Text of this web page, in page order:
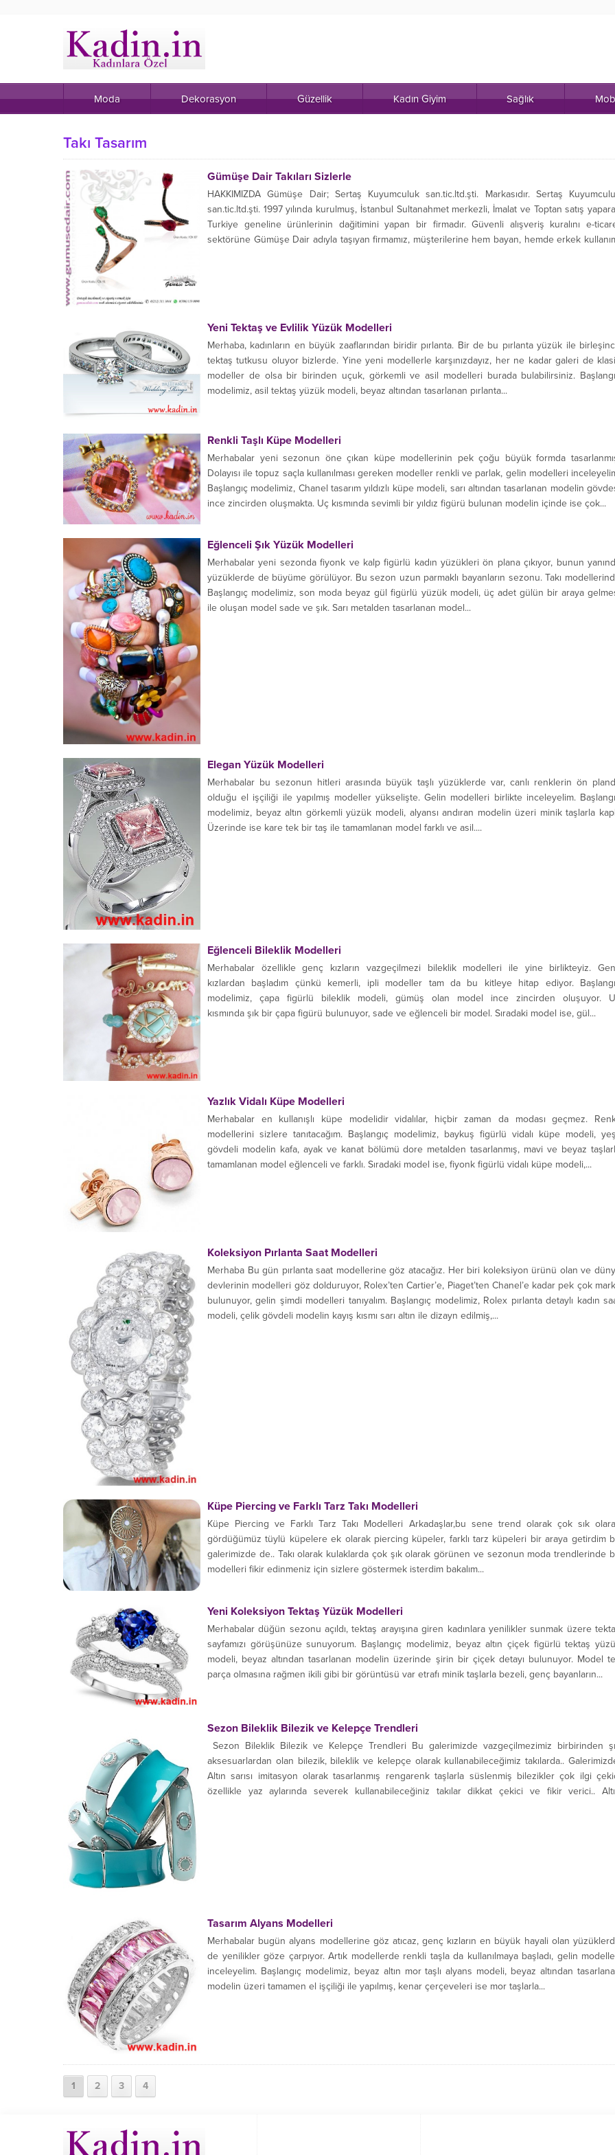
Moda Dekorasyon Güzellik Kadın Giyim Sağlık
Takı Tasarım
Gümüşe Dair Takıları Sizlerle
HAKKIMIZDA Gümüşe Dair; Sertaş Kuyumculuk san.tic.ltd.şti. Markasıdır. Sertaş
san.tic.ltd.şti. 1997 yılında kurulmuş, İstanbul Sultanahmet merkezli, İmalat ve Toptan satış
Turkiye geneline ürünlerinin dağitimini yapan bir firmadır. Güvenli alışveriş kuralını e-
sektörüne Gümüşe Dair adıyla taşıyan firmamız, müşterilerine hem bayan, hemde erkek
Yeni Tektaş ve Evlilik Yüzük Modelleri
Merhaba, kadınların en büyük zaaflarından biridir pırlanta. Bir de bu pırlanta yüzük ile
tektaş tutkusu oluyor bizlerde. Yine yeni modellerle karşınızdayız, her ne kadar galeri de
modeller de olsa bir birinden uçuk, görkemli ve asil modelleri burada bulabilirsiniz.
modelimiz, asil tektaş yüzük modeli, beyaz altından tasarlanan pırlanta...
Renkli Taşlı Küpe Modelleri
Merhabalar yeni sezonun öne çıkan küpe modellerinin pek çoğu büyük formda
Dolayısı ile topuz saçla kullanılması gereken modeller renkli ve parlak, gelin modelleri
Başlangıç modelimiz, Chanel tasarım yıldızlı küpe modeli, sarı altından tasarlanan modelin
ince zincirden oluşmakta. Uç kısmında sevimli bir yıldız figürü bulunan modelin içinde ise çok...
Eğlenceli Şık Yüzük Modelleri
Merhabalar yeni sezonda fiyonk ve kalp figürlü kadın yüzükleri ön plana çıkıyor, bunun
yüzüklerde de büyüme görülüyor. Bu sezon uzun parmaklı bayanların sezonu. Takı
Başlangıç modelimiz, son moda beyaz gül figürlü yüzük modeli, üç adet gülün bir araya
ile oluşan model sade ve şık. Sarı metalden tasarlanan model...
Elegan Yüzük Modelleri
Merhabalar bu sezonun hitleri arasında büyük taşlı yüzüklerde var, canlı renklerin ön
olduğu el işçiliği ile yapılmış modeller yükselişte. Gelin modelleri birlikte inceleyelim.
modelimiz, beyaz altın görkemli yüzük modeli, alyansı andıran modelin üzeri minik taşlarla
Üzerinde ise kare tek bir taş ile tamamlanan model farklı ve asil....
Eğlenceli Bileklik Modelleri
Merhabalar özellikle genç kızların vazgeçilmezi bileklik modelleri ile yine birlikteyiz.
kızlardan başladım çünkü kemerli, ipli modeller tam da bu kitleye hitap ediyor.
modelimiz, çapa figürlü bileklik modeli, gümüş olan model ince zincirden oluşuyor.
kısmında şık bir çapa figürü bulunuyor, sade ve eğlenceli bir model. Sıradaki model ise, gül...
Yazlık Vidalı Küpe Modelleri
Merhabalar en kullanışlı küpe modelidir vidalılar, hiçbir zaman da modası geçmez.
modellerini sizlere tanıtacağım. Başlangıç modelimiz, baykuş figürlü vidalı küpe modeli,
gövdeli modelin kafa, ayak ve kanat bölümü dore metalden tasarlanmış, mavi ve beyaz
tamamlanan model eğlenceli ve farklı. Sıradaki model ise, fiyonk figürlü vidalı küpe modeli,...
Koleksiyon Pırlanta Saat Modelleri
Merhaba Bu gün pırlanta saat modellerine göz atacağız. Her biri koleksiyon ürünü olan ve
devlerinin modelleri göz dolduruyor, Rolex’ten Cartier’e, Piaget’ten Chanel’e kadar pek çok
bulunuyor, gelin şimdi modelleri tanıyalım. Başlangıç modelimiz, Rolex pırlanta detaylı kadın
modeli, çelik gövdeli modelin kayış kısmı sarı altın ile dizayn edilmiş,...
Küpe Piercing ve Farklı Tarz Takı Modelleri
Küpe Piercing ve Farklı Tarz Takı Modelleri Arkadaşlar,bu sene trend olarak çok sık
gördüğümüz tüylü küpelere ek olarak piercing küpeler, farklı tarz küpeleri bir araya getirdim
galerimizde de.. Takı olarak kulaklarda çok şık olarak görünen ve sezonun moda trendlerinde
modelleri fikir edinmeniz için sizlere göstermek isterdim bakalım...
Yeni Koleksiyon Tektaş Yüzük Modelleri
Merhabalar düğün sezonu açıldı, tektaş arayışına giren kadınlara yenilikler sunmak üzere
sayfamızı görüşünüze sunuyorum. Başlangıç modelimiz, beyaz altın çiçek figürlü tektaş
modeli, beyaz altından tasarlanan modelin üzerinde şirin bir çiçek detayı bulunuyor. Model
parça olmasına rağmen ikili gibi bir görüntüsü var etrafı minik taşlarla bezeli, genç bayanların...
Sezon Bileklik Bilezik ve Kelepçe Trendleri
Sezon Bileklik Bilezik ve Kelepçe Trendleri Bu galerimizde vazgeçilmezimiz birbirinden
aksesuarlardan olan bilezik, bileklik ve kelepçe olarak kullanabileceğimiz takılarda..
Altın sarısı imitasyon olarak tasarlanmış rengarenk taşlarla süslenmiş bilezikler çok ilgi
özellikle yaz aylarında severek kullanabileceğiniz takılar dikkat çekici ve fikir verici..
Tasarım Alyans Modelleri
Merhabalar bugün alyans modellerine göz atıcaz, genç kızların en büyük hayali olan
de yenilikler göze çarpıyor. Artık modellerde renkli taşla da kullanılmaya başladı, gelin
inceleyelim. Başlangıç modelimiz, beyaz altın mor taşlı alyans modeli, beyaz altından
modelin üzeri tamamen el işçiliği ile yapılmış, kenar çerçeveleri ise mor taşlarla...
1 2 3 4